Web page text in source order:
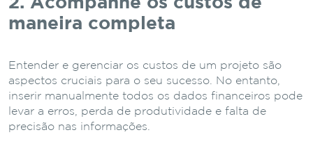
maneira completa
Entender e gerenciar os custos de um projeto são
aspectos cruciais para o seu sucesso. No entanto,
inserir manualmente todos os dados financeiros pode
levar a erros, perda de produtividade e falta de
precisão nas informações.